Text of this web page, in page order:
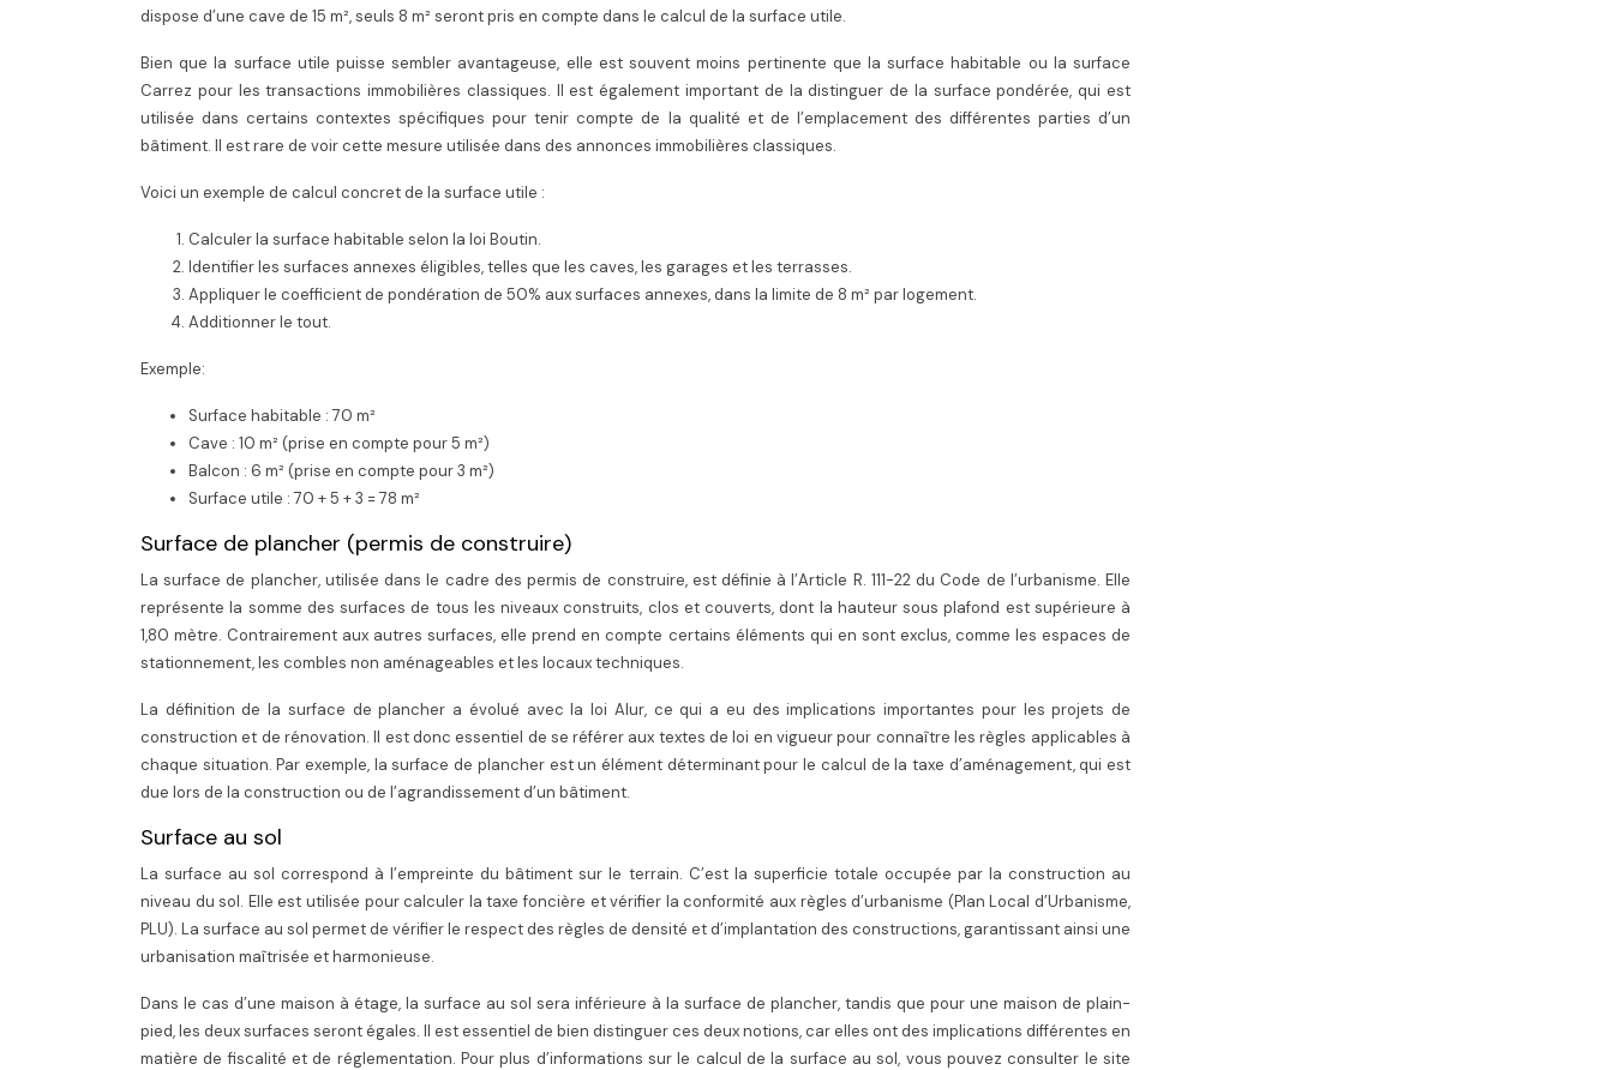
dispose d’une cave de 15 m², seuls 8 m² seront pris en compte dans le calcul de la surface utile.
Bien que la surface utile puisse sembler avantageuse, elle est souvent moins pertinente que la surface habitable ou la surface
Carrez pour les transactions immobilières classiques. Il est également important de la distinguer de la surface pondérée, qui est
utilisée dans certains contextes spécifiques pour tenir compte de la qualité et de l’emplacement des différentes parties d’un
bâtiment. Il est rare de voir cette mesure utilisée dans des annonces immobilières classiques.
Voici un exemple de calcul concret de la surface utile :
Calculer la surface habitable selon la loi Boutin.
Identifier les surfaces annexes éligibles, telles que les caves, les garages et les terrasses.
Appliquer le coefficient de pondération de 50% aux surfaces annexes, dans la limite de 8 m² par logement.
Additionner le tout.
Exemple:
Surface habitable : 70 m²
Cave : 10 m² (prise en compte pour 5 m²)
Balcon : 6 m² (prise en compte pour 3 m²)
Surface utile : 70 + 5 + 3 = 78 m²
Surface de plancher (permis de construire)
La surface de plancher, utilisée dans le cadre des permis de construire, est définie à l’Article R. 111-22 du Code de l’urbanisme. Elle
représente la somme des surfaces de tous les niveaux construits, clos et couverts, dont la hauteur sous plafond est supérieure à
1,80 mètre. Contrairement aux autres surfaces, elle prend en compte certains éléments qui en sont exclus, comme les espaces de
stationnement, les combles non aménageables et les locaux techniques.
La définition de la surface de plancher a évolué avec la loi Alur, ce qui a eu des implications importantes pour les projets de
construction et de rénovation. Il est donc essentiel de se référer aux textes de loi en vigueur pour connaître les règles applicables à
chaque situation. Par exemple, la surface de plancher est un élément déterminant pour le calcul de la taxe d’aménagement, qui est
due lors de la construction ou de l’agrandissement d’un bâtiment.
Surface au sol
La surface au sol correspond à l’empreinte du bâtiment sur le terrain. C’est la superficie totale occupée par la construction au
niveau du sol. Elle est utilisée pour calculer la taxe foncière et vérifier la conformité aux règles d’urbanisme (Plan Local d’Urbanisme,
PLU). La surface au sol permet de vérifier le respect des règles de densité et d’implantation des constructions, garantissant ainsi une
urbanisation maîtrisée et harmonieuse.
Dans le cas d’une maison à étage, la surface au sol sera inférieure à la surface de plancher, tandis que pour une maison de plain-
pied, les deux surfaces seront égales. Il est essentiel de bien distinguer ces deux notions, car elles ont des implications différentes en
matière de fiscalité et de réglementation. Pour plus d’informations sur le calcul de la surface au sol, vous pouvez consulter le site